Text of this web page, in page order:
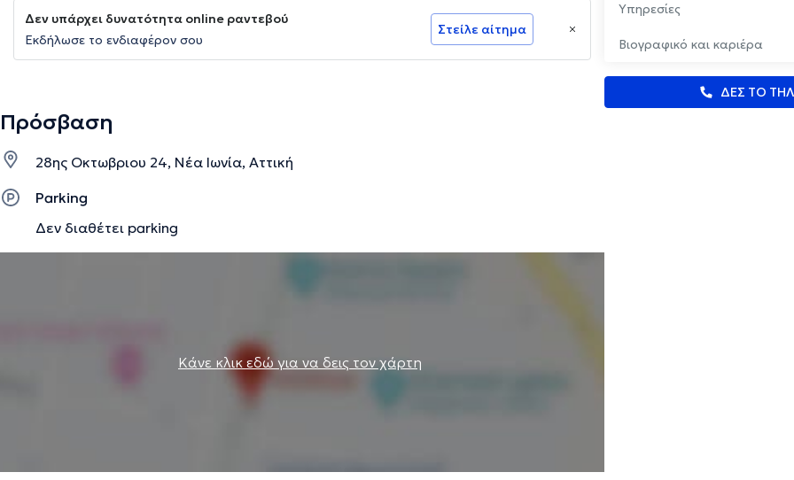
Υπηρεσίες
Βιογραφικό και καριέρα
ΔΕΣ ΤΟ
Δεν υπάρχει δυνατότητα online ραντεβού
Εκδήλωσε το ενδιαφέρον σου
Στείλε αίτημα
Πρόσβαση
28ης Οκτωβριου 24, Νέα Ιωνία, Αττική
Parking
Δεν διαθέτει parking
Κάνε κλικ εδώ για να δεις τον χάρτη